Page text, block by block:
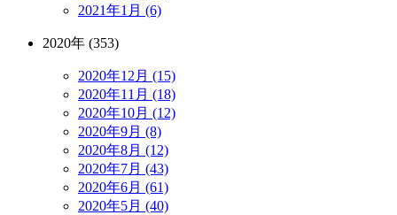
2021年1月 (6)
2020年 (353)
2020年12月 (15)
2020年11月 (18)
2020年10月 (12)
2020年9月 (8)
2020年8月 (12)
2020年7月 (43)
2020年6月 (61)
2020年5月 (40)